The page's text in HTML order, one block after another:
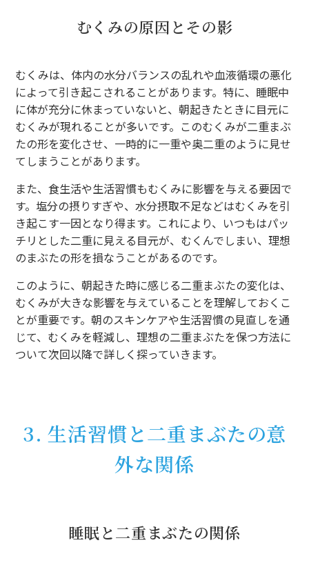
むくみの原因とその影
むくみは、体内の水分バランスの乱れや血液循環の悪化
によって引き起こされることがあります。特に、睡眠中
に体が充分に休まっていないと、朝起きたときに目元に
むくみが現れることが多いです。このむくみが二重まぶ
たの形を変化させ、一時的に一重や奥二重のように見せ
てしまうことがあります。
また、食生活や生活習慣もむくみに影響を与える要因で
す。塩分の摂りすぎや、水分摂取不足などはむくみを引
き起こす一因となり得ます。これにより、いつもはパッ
チリとした二重に見える目元が、むくんでしまい、理想
のまぶたの形を損なうことがあるのです。
このように、朝起きた時に感じる二重まぶたの変化は、
むくみが大きな影響を与えていることを理解しておくこ
とが重要です。朝のスキンケアや生活習慣の見直しを通
じて、むくみを軽減し、理想の二重まぶたを保つ方法に
ついて次回以降で詳しく探っていきます。
3. 生活習慣と二重まぶたの意
外な関係
睡眠と二重まぶたの関係